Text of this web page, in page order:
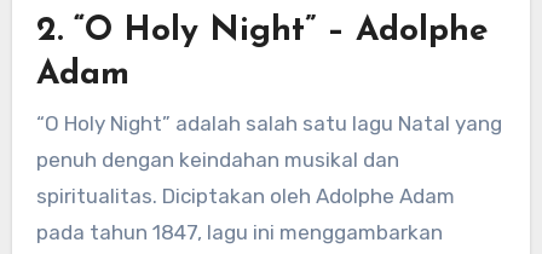
2. “O Holy Night” – Adolphe
Adam
“O Holy Night” adalah salah satu lagu Natal yang
penuh dengan keindahan musikal dan
spiritualitas. Diciptakan oleh Adolphe Adam
pada tahun 1847, lagu ini menggambarkan